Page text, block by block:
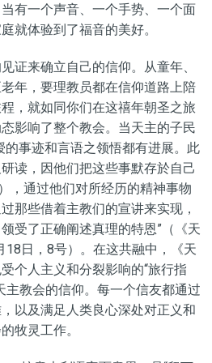
有一个声音、一个手势、一个面
就体验到了福音的美好。
证来确立自己的信仰。从童年、
年，要理教员都在信仰道路上陪
，就如同你们在这禧年朝圣之旅
影响了整个教会。当天主的子民
的事迹和言语之领悟都有进展。此
读，因他们把这些事默存於自己
，通过他们对所经历的精神事物
那些借着主教们的宣讲来实现，
受了正确阐述真理的特恩”（《天
18日，8号）。在这共融中，《天
个人主义和分裂影响的“旅行指
主教会的信仰。每一个信友都通过
， 以及满足人类良心深处对正义和
牧灵工作。